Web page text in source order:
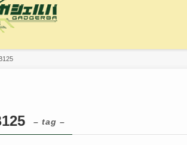
– tag –